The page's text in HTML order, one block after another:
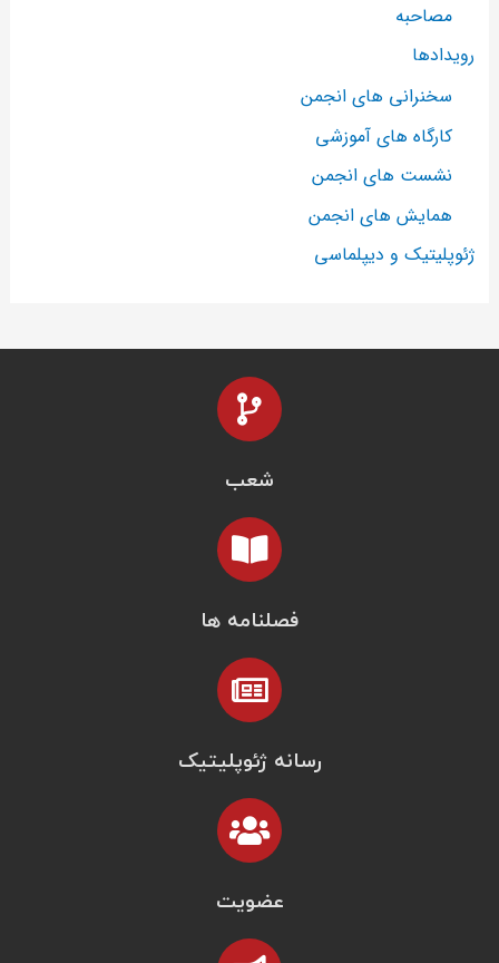
مصاحبه
رویدادها
سخنرانی های انجمن
کارگاه های آموزشی
نشست های انجمن
همایش های انجمن
ژئوپلیتیک و دیپلماسی
شعب
فصلنامه ها
رسانه ژئوپلیتیک
عضویت